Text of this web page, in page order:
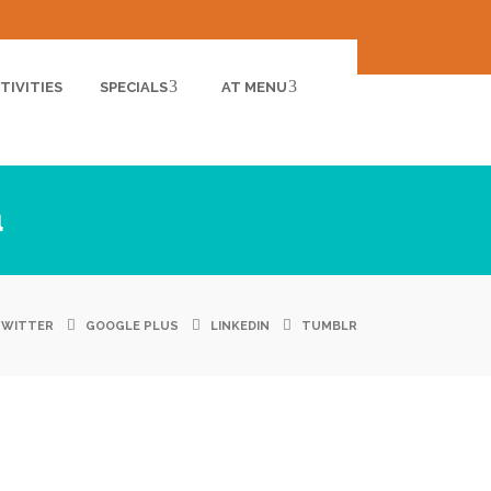
SPECIALS AT MENU
GOOGLE PLUS LINKEDIN TUMBLR